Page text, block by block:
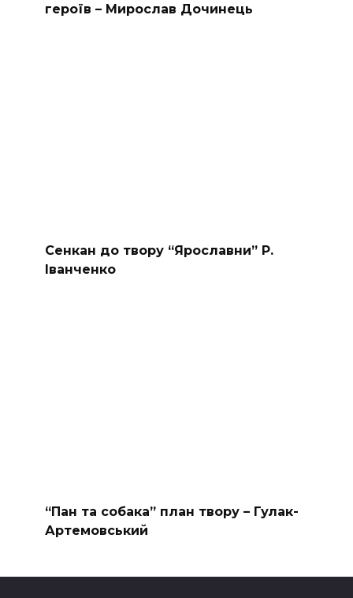
героїв – Мирослав Дочинець
Сенкан до твору “Ярославни” Р.
Іванченко
“Пан та собака” план твору – Гулак-
Артемовський